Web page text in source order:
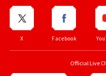
X Facebook
Official Live